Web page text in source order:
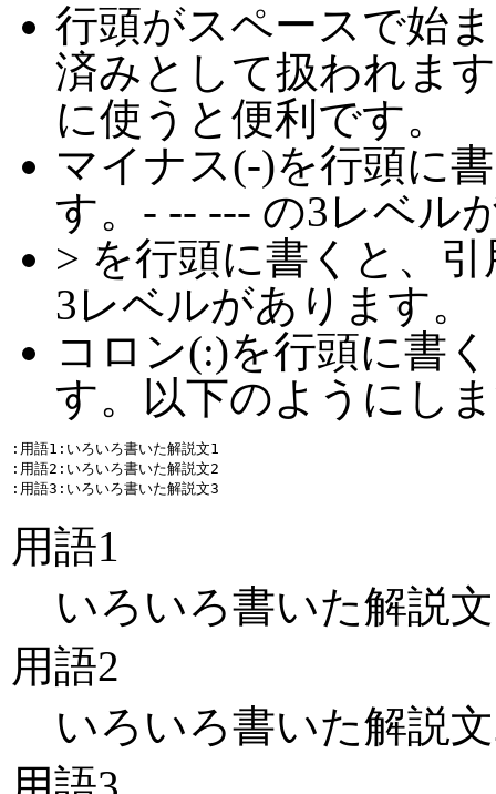
行頭がスペースで始
済みとして扱われま
に使うと便利です。
マイナス(-)を行頭に
す。- -- --- の3レベル
> を行頭に書くと、
3レベルがあります。
コロン(:)を行頭に書
す。以下のようにし
:用語1:いろいろ書いた解説文1
:用語2:いろいろ書いた解説文2
用語1
いろいろ書いた解説
用語2
いろいろ書いた解説